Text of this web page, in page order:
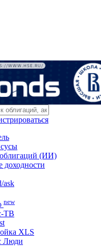
WWW.HSE.RU/
(ИИ)
доходности
ask
new
ТВ
XLS
Люди